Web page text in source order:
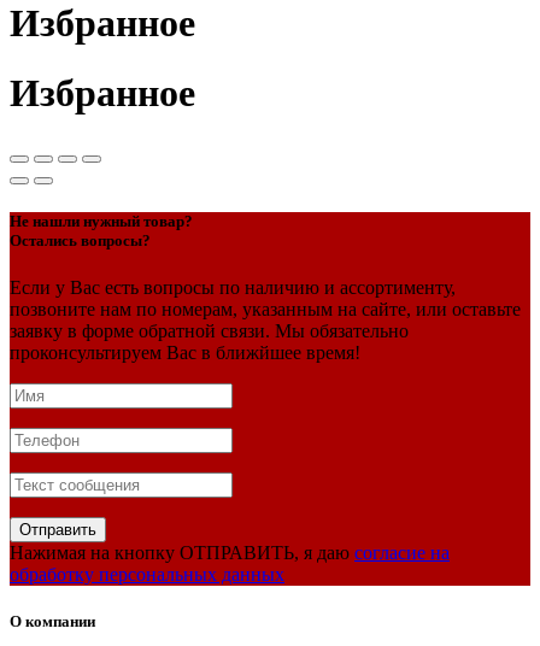
Избранное
Избранное
Не нашли нужный товар?
Остались вопросы?
Если у Вас есть вопросы по наличию и ассортименту,
позвоните нам по номерам, указанным на сайте, или оставьте
заявку в форме обратной связи. Мы обязательно
проконсультируем Вас в ближйшее время!
Нажимая на кнопку ОТПРАВИТЬ, я даю согласие на
обработку персональных данных
О компании